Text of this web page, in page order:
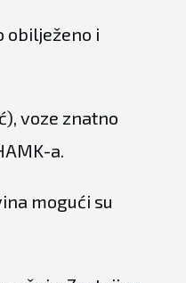
obilježeno i
voze znatno
a.
mogući su